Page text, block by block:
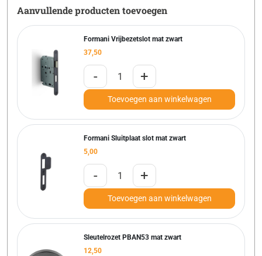
Aanvullende producten toevoegen
Formani Vrijbezetslot mat zwart
37,50
- +
Toevoegen aan winkelwagen
Formani Sluitplaat slot mat zwart
5,00
- +
Toevoegen aan winkelwagen
Sleutelrozet PBAN53 mat zwart
12,50